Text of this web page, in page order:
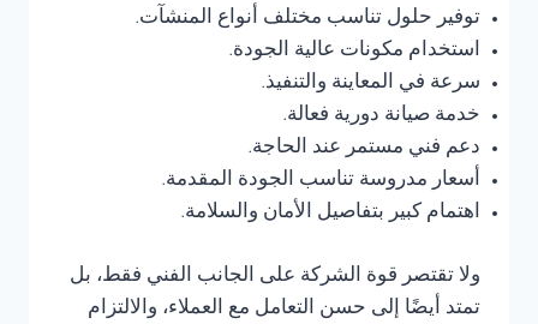
توفير حلول تناسب مختلف أنواع المنشآت.
استخدام مكونات عالية الجودة.
سرعة في المعاينة والتنفيذ.
خدمة صيانة دورية فعالة.
دعم فني مستمر عند الحاجة.
أسعار مدروسة تناسب الجودة المقدمة.
اهتمام كبير بتفاصيل الأمان والسلامة.
ولا تقتصر قوة الشركة على الجانب الفني فقط، بل
تمتد أيضًا إلى حسن التعامل مع العملاء، والالتزام